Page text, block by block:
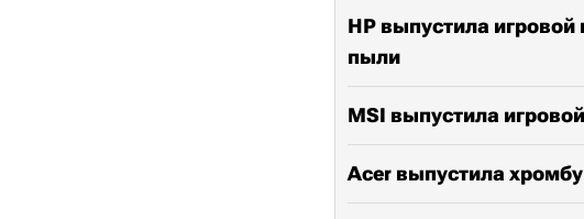
HP выпустила игровой
пыли
MSI выпустила
Acer выпустила